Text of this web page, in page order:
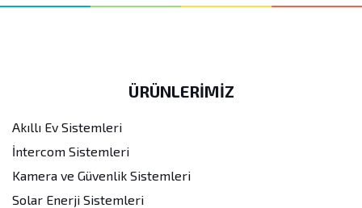
ÜRÜNLERİMİZ
Akıllı Ev Sistemleri
İntercom Sistemleri
Kamera ve Güvenlik Sistemleri
Solar Enerji Sistemleri